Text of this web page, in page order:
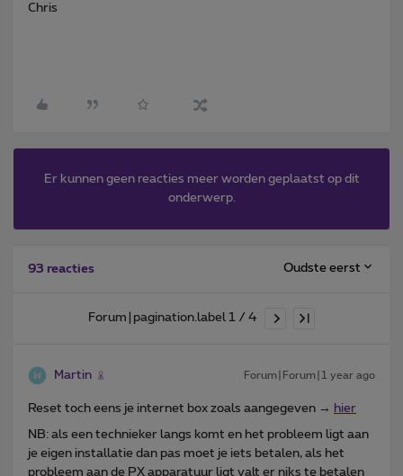
Chris
Er kunnen geen reacties meer worden geplaatst op dit
onderwerp.
93 reacties Oudste eerst
Forum|pagination.label 1 / 4
Martin Forum|Forum|1 year ago
Reset toch eens je internet box zoals aangegeven → hier
NB: als een technieker langs komt en het probleem ligt aan
je eigen installatie dan pas moet je iets betalen, als het
probleem aan de PX apparatuur ligt valt er niks te betalen